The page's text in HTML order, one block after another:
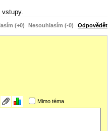
(+0) Nesouhlasím (-0) Odpovědět
Mimo téma